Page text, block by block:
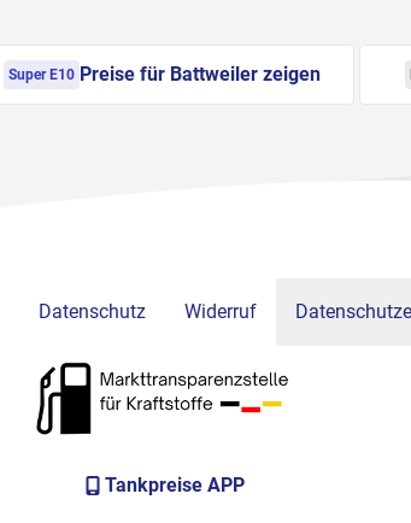
Super E10 Preise für Battweiler zeigen
Datenschutz Widerruf
Tankpreise APP